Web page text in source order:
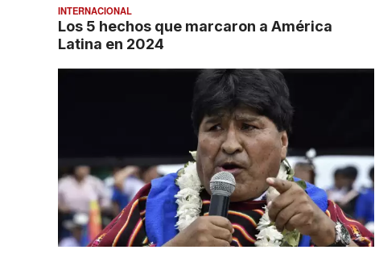
INTERNACIONAL
Los 5 hechos que marcaron a América
Latina en 2024